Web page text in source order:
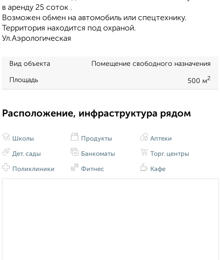
в аренду 25 соток .
Возможен обмен на автомобиль или спецтехнику.
Территория находится под охраной.
Ул.Аэрологическая
Вид объекта Помещение свободного назначения
Площадь 500 м2
Расположение, инфраструктура рядом
Школы
Дет. сады
Поликлиники
Продукты
Банкоматы
Фитнес
Аптеки
Торг. центры
Кафе